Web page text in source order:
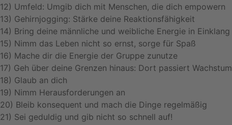
12) Umfeld: Umgib dich mit Menschen, die dich empowern
13) Gehirnjogging: Stärke deine Reaktionsfähigkeit
14) Bring deine männliche und weibliche Energie in Einklang
15) Nimm das Leben nicht so ernst, sorge für Spaß
16) Mache dir die Energie der Gruppe zunutze
17) Geh über deine Grenzen hinaus: Dort passiert Wachstum
18) Glaub an dich
19) Nimm Herausforderungen an
20) Bleib konsequent und mach die Dinge regelmäßig
21) Sei geduldig und gib nicht so schnell auf!